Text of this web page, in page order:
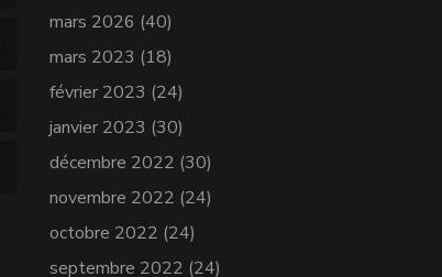
mars 2026 (40)
mars 2023 (18)
février 2023 (24)
janvier 2023 (30)
décembre 2022 (30)
novembre 2022 (24)
octobre 2022 (24)
septembre 2022 (24)